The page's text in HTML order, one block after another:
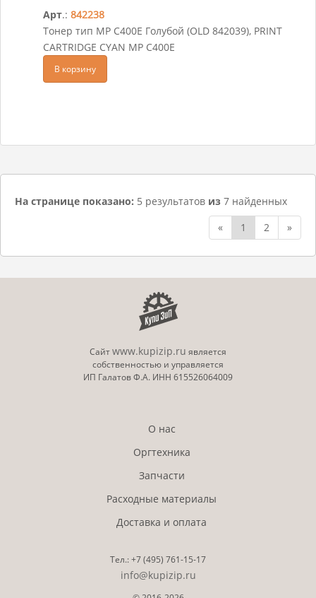
Арт.: 842238
Тонер тип MP C400E Голубой (OLD 842039), PRINT
CARTRIDGE CYAN MP C400E
В корзину
На странице показано: 5 результатов из 7 найденных
«
1 2 »
Сайтwww.kupizip.ru является
собственностью и управляется
ИП Галатов Ф.А. ИНН 615526064009
О нас
Оргтехника
Запчасти
Расходные материалы
Доставка и оплата
Тел.:+7 (495) 761-15-17
info@kupizip.ru